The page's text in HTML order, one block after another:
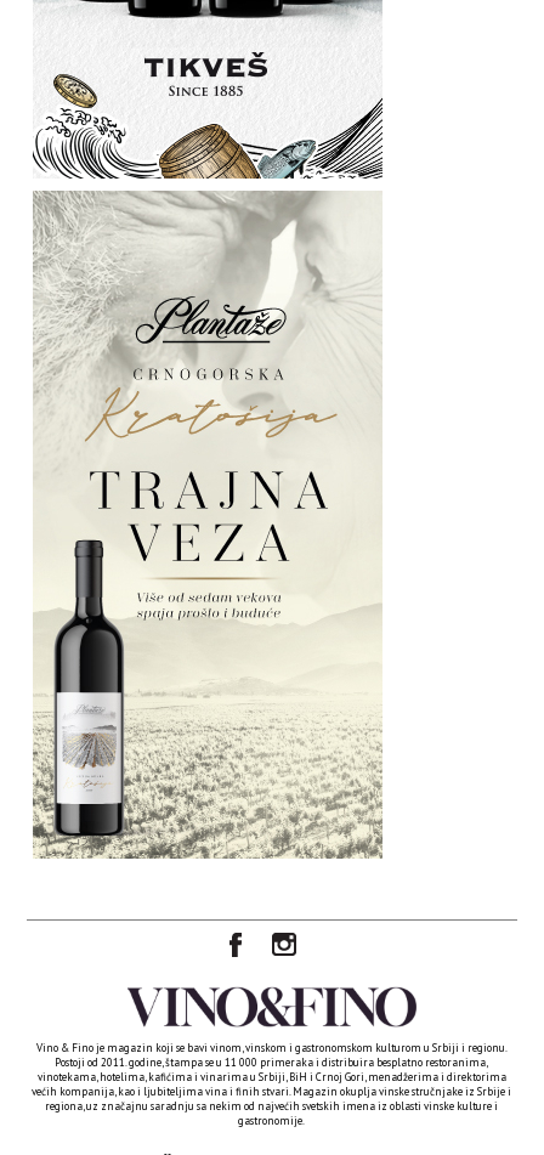
Vino & Fino je magazin koji se bavi vinom, vinskom i gastronomskom kulturom u Srbiji i regionu.
Postoji od 2011. godine, štampa se u 11 000 primeraka i distribuira besplatno restoranima,
vinotekama, hotelima, kafićima i vinarima u Srbiji, BiH i Crnoj Gori, menadžerima i direktorima
većih kompanija, kao i ljubiteljima vina i finih stvari. Magazin okuplja vinske stručnjake iz Srbije i
regiona, uz značajnu saradnju sa nekim od najvećih svetskih imena iz oblasti vinske kulture i
gastronomije.